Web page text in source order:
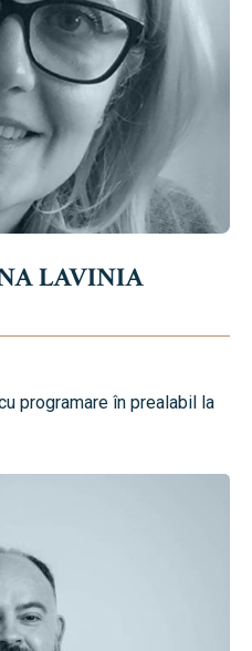
LAVINIA
programare în prealabil la